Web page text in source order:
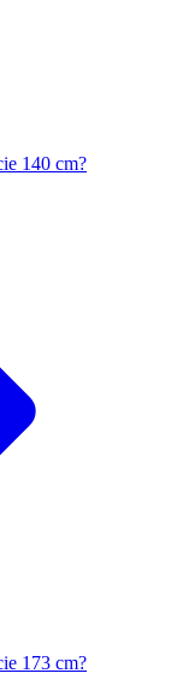
140 cm?
173 cm?